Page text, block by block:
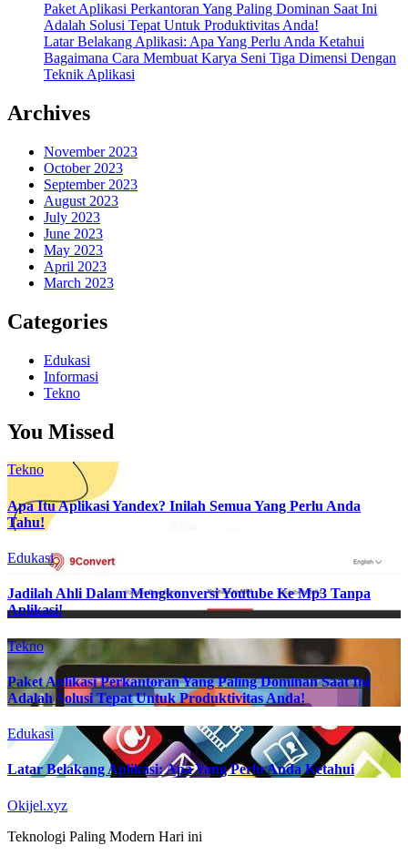
Paket Aplikasi Perkantoran Yang Paling Dominan Saat Ini
Adalah Solusi Tepat Untuk Produktivitas Anda!
Latar Belakang Aplikasi: Apa Yang Perlu Anda Ketahui
Bagaimana Cara Membuat Karya Seni Tiga Dimensi Dengan
Teknik Aplikasi
Archives
November 2023
October 2023
September 2023
August 2023
July 2023
June 2023
May 2023
April 2023
March 2023
Categories
Edukasi
Informasi
Tekno
You Missed
Tekno
Apa Itu Aplikasi Yandex? Inilah Semua Yang Perlu Anda
Tahu!
Edukasi
Jadilah Ahli Dalam Mengkonversi Youtube Ke Mp3 Tanpa
Aplikasi!
Tekno
Paket Aplikasi Perkantoran Yang Paling Dominan Saat Ini
Adalah Solusi Tepat Untuk Produktivitas Anda!
Edukasi
Latar Belakang Aplikasi: Apa Yang Perlu Anda Ketahui
Okijel.xyz
Teknologi Paling Modern Hari ini